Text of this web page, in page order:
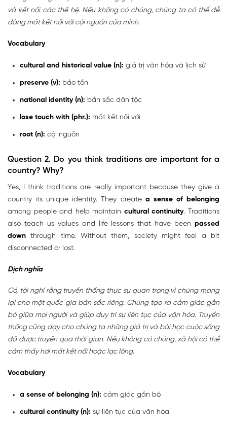
và kết nối các thế hệ. Nếu không có chúng, chúng ta có thể dễ
dàng mất kết nối với cội nguồn của mình.
Vocabulary
cultural and historical value (n): giá trị văn hóa và lịch sử
preserve (v): bảo tồn
national identity (n): bản sắc dân tộc
lose touch with (phr.): mất kết nối với
root (n): cội nguồn
Question 2. Do you think traditions are important for a
country? Why?
Yes, I think traditions are really important because they give a
country its unique identity. They create a sense of belonging
among people and help maintain cultural continuity. Traditions
also teach us values and life lessons that have been passed
down through time. Without them, society might feel a bit
disconnected or lost.
Dịch nghĩa
Có, tôi nghĩ rằng truyền thống thực sự quan trọng vì chúng mang
lại cho một quốc gia bản sắc riêng. Chúng tạo ra cảm giác gắn
bó giữa mọi người và giúp duy trì sự liên tục của văn hóa. Truyền
thống cũng dạy cho chúng ta những giá trị và bài học cuộc sống
đã được truyền qua thời gian. Nếu không có chúng, xã hội có thể
cảm thấy hơi mất kết nối hoặc lạc lõng.
Vocabulary
a sense of belonging (n): cảm giác gắn bó
cultural continuity (n): sự liên tục của văn hóa